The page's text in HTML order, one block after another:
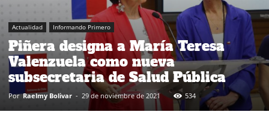
Actualidad Informando Primero
Piñera designa a María Teresa
Valenzuela como nueva
subsecretaria de Salud Pública
Por Raelmy Bolivar - 29 de noviembre de 2021 534